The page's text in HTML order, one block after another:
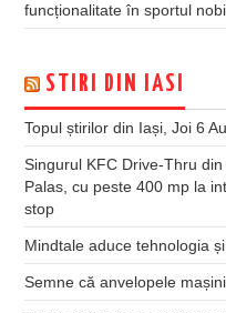
funcționalitate în sportul
STIRI DIN IASI
Topul știrilor din Iași, Joi 6
Singurul KFC Drive-Thru
Palas, cu peste 400 mp la
stop
Mindtale aduce tehnologia
Semne că anvelopele